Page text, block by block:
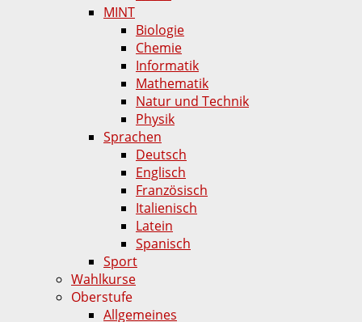
MINT
Biologie
Chemie
Informatik
Mathematik
Natur und Technik
Physik
Sprachen
Deutsch
Englisch
Französisch
Italienisch
Latein
Spanisch
Sport
Wahlkurse
Oberstufe
Allgemeines